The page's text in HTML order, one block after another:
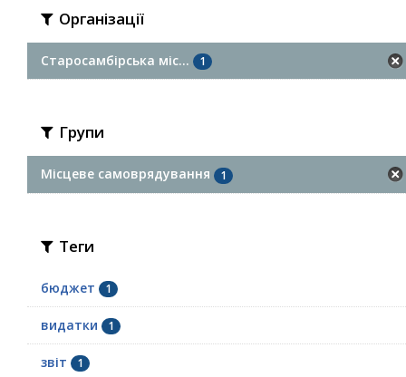
Організації
Старосамбірська міс... 1
Групи
Місцеве самоврядування 1
Теги
бюджет 1
видатки 1
звіт 1